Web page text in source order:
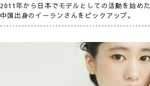
2011年から日本でモデルとしての活動を始めた
中国出身のイーランさんをピックアップ。